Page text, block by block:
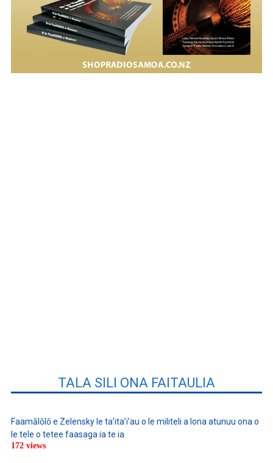
TALA SILI ONA FAITAULIA
Faamālōlō e Zelensky le ta’ita’i’au o le militeli a lona atunuu ona o
le tele o tetee faasaga ia te ia
172 views